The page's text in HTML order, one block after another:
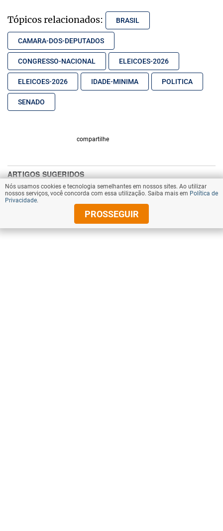
Tópicos relacionados: BRASIL
CAMARA-DOS-DEPUTADOS
CONGRESSO-NACIONAL ELEICOES-2026
ELEICOES-2026 IDADE-MINIMA POLITICA
SENADO
compartilhe
Nós usamos cookies e tecnologia semelhantes em nossos sites. Ao utilizar
nossos serviços, você concorda com essa utilização. Saiba mais em Política de
Privacidade.
PROSSEGUIR